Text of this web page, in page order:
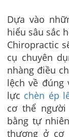
Dựa vào
hiểu sâu sắc
Chiropractic
cụ chuyên
nhàng điều
lệch về
lực chèn ép
cơ thể
bằng tự
thương ở cơ